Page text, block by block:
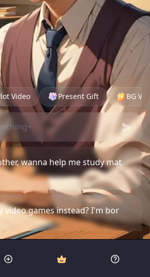
Video Present Gift BG
wanna help me study mat
video games instead? I'm bor